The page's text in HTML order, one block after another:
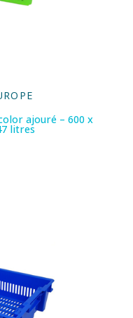
ajouré – 600 x
litres